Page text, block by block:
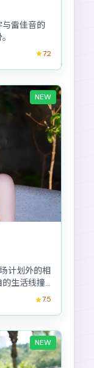
雷佳音的
7.2
NEW
计划外的相
生活线撞
7.5
NEW